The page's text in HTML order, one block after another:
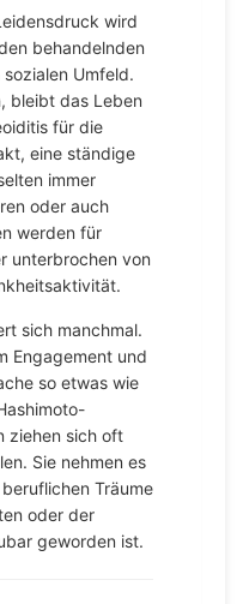
wird
behandelnden
Umfeld.
bleibt das Leben
für die
eine ständige
immer
oder auch
werden für
unterbrochen von
sich manchmal.
Engagement und
so etwas wie
ziehen sich oft
Sie nehmen es
Träume
oder der
geworden ist.